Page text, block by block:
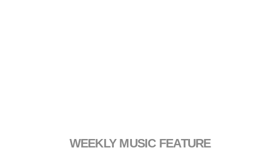
WEEKLY MUSIC FEATURE